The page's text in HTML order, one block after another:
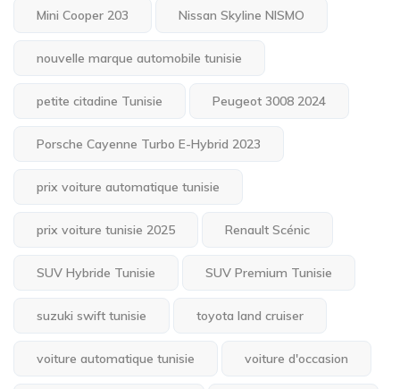
Mini Cooper 203 Nissan Skyline NISMO
nouvelle marque automobile tunisie
petite citadine Tunisie Peugeot 3008 2024
Porsche Cayenne Turbo E-Hybrid 2023
prix voiture automatique tunisie
prix voiture tunisie 2025 Renault Scénic
SUV Hybride Tunisie SUV Premium Tunisie
suzuki swift tunisie toyota land cruiser
voiture automatique tunisie voiture d'occasion